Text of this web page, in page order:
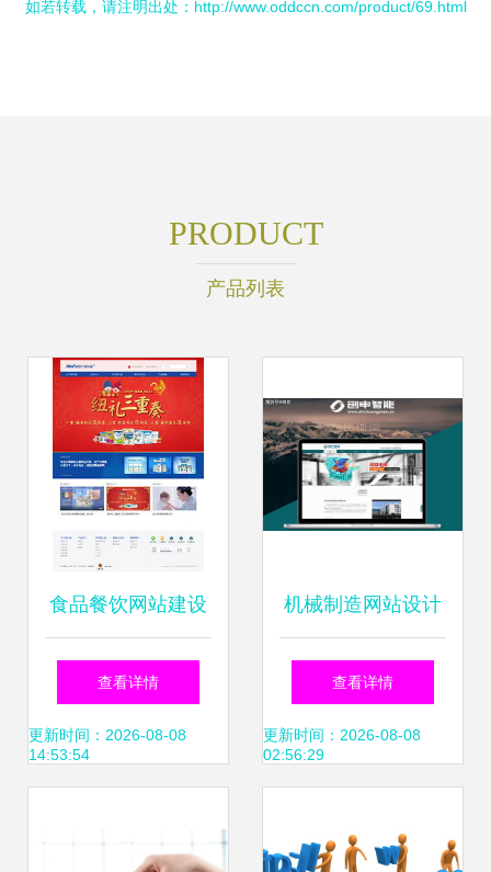
如若转载，请注明出处：http://www.oddccn.com/product/69.html
PRODUCT
产品列表
食品餐饮网站建设
案例 海淘科技助力
品牌数字化转型
查看详情
更新时间：2026-08-08
14:53:54
机械制造网站设计
制作 五大核心理念
助你打造高效工业
查看详情
更新时间：2026-08-08
02:56:29